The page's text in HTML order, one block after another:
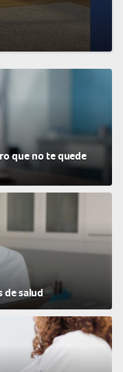
que no te quede
de salud